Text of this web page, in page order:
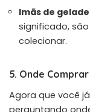
Imãs de
significado,
colecionar.
5. Onde
Agora que você
perguntando